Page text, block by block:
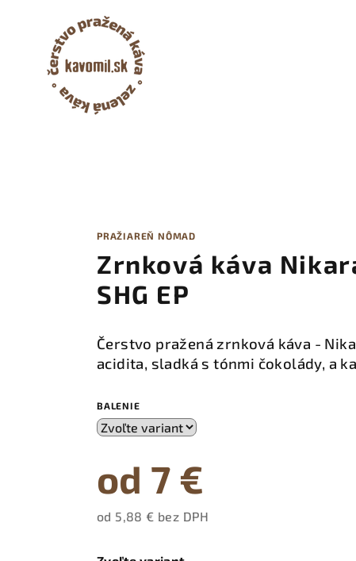
PRAŽIAREŇ NÔMAD
Zrnková káva
SHG EP
Čerstvo pražená zrnková káva -
acidita, sladká s tónmi čokolády, a
BALENIE
od 7 €
od 5,88 € bez DPH
cena: